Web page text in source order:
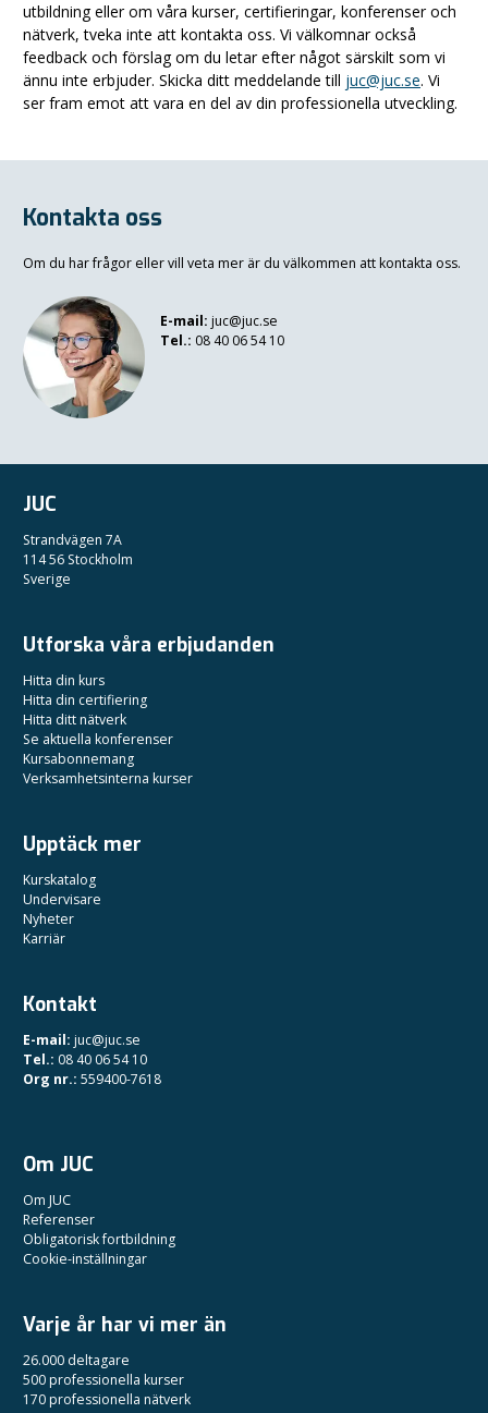
utbildning eller om våra kurser, certifieringar, konferenser och
nätverk, tveka inte att kontakta oss. Vi välkomnar också
feedback och förslag om du letar efter något särskilt som vi
ännu inte erbjuder. Skicka ditt meddelande till juc@juc.se. Vi
ser fram emot att vara en del av din professionella utveckling.
Kontakta oss
Om du har frågor eller vill veta mer är du välkommen att kontakta oss.
E-mail: juc@juc.se
Tel.: 08 40 06 54 10
JUC
Strandvägen 7A
114 56 Stockholm
Sverige
Utforska våra erbjudanden
Hitta din kurs
Hitta din certifiering
Hitta ditt nätverk
Se aktuella konferenser
Kursabonnemang
Verksamhetsinterna kurser
Upptäck mer
Kurskatalog
Undervisare
Nyheter
Karriär
Kontakt
E-mail: juc@juc.se
Tel.: 08 40 06 54 10
Org nr.: 559400-7618
Om JUC
Om JUC
Referenser
Obligatorisk fortbildning
Cookie-inställningar
Varje år har vi mer än
26.000 deltagare
500 professionella kurser
170 professionella nätverk